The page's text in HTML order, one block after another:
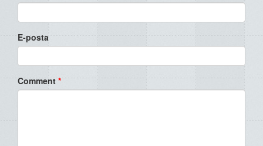
E-posta
Comment *